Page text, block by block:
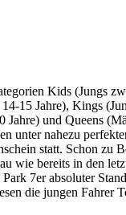
Kids (Jungs
15 Jahre), Kings
Jahre) und Queens
unter nahezu
statt. Schon zu
wie bereits in den
7er absoluter
die jungen Fahrer